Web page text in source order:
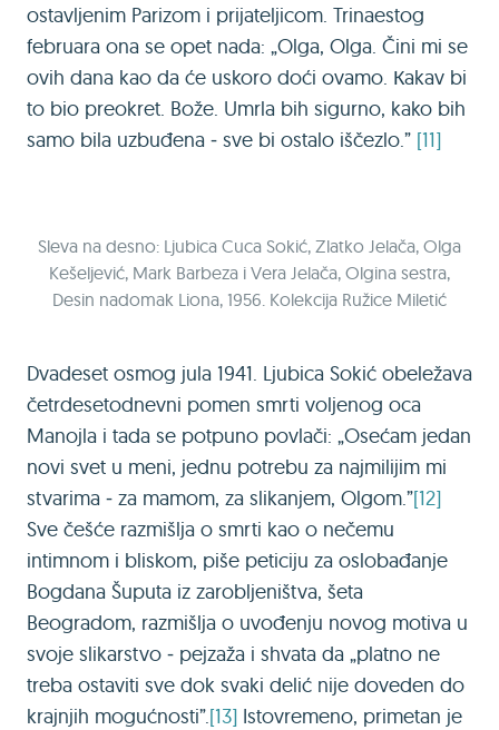
ostavljenim Parizom i prijateljicom. Trinaestog
februara ona se opet nada: „Olga, Olga. Čini mi se
ovih dana kao da će uskoro doći ovamo. Кakav bi
to bio preokret. Bože. Umrla bih sigurno, kako bih
samo bila uzbuđena ‒ sve bi ostalo iščezlo.” [11]
Sleva na desno: Ljubica Cuca Sokić, Zlatko Jelača, Olga
Kešeljević, Mark Barbeza i Vera Jelača, Olgina sestra,
Desin nadomak Liona, 1956. Kolekcija Ružice Miletić
Dvadeset osmog jula 1941. Ljubica Sokić obeležava
četrdesetodnevni pomen smrti voljenog oca
Manojla i tada se potpuno povlači: „Osećam jedan
novi svet u meni, jednu potrebu za najmilijim mi
stvarima ‒ za mamom, za slikanjem, Olgom.”[12]
Sve češće razmišlja o smrti kao o nečemu
intimnom i bliskom, piše peticiju za oslobađanje
Bogdana Šuputa iz zarobljeništva, šeta
Beogradom, razmišlja o uvođenju novog motiva u
svoje slikarstvo ‒ pejzaža i shvata da „platno ne
treba ostaviti sve dok svaki delić nije doveden do
krajnjih mogućnosti”.[13] Istovremeno, primetan je